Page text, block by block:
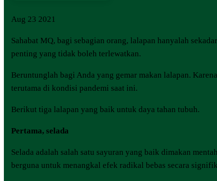
Aug 23 2021
Sahabat MQ, bagi sebagian orang, lalapan hanyalah
penting yang tidak boleh terlewatkan.
Beruntunglah bagi Anda yang gemar makan lalapan.
terutama di kondisi pandemi saat ini.
Berikut tiga lalapan yang baik untuk daya tahan tubuh.
Pertama, selada
Selada adalah salah satu sayuran yang baik dimakan
berguna untuk menangkal efek radikal bebas secara